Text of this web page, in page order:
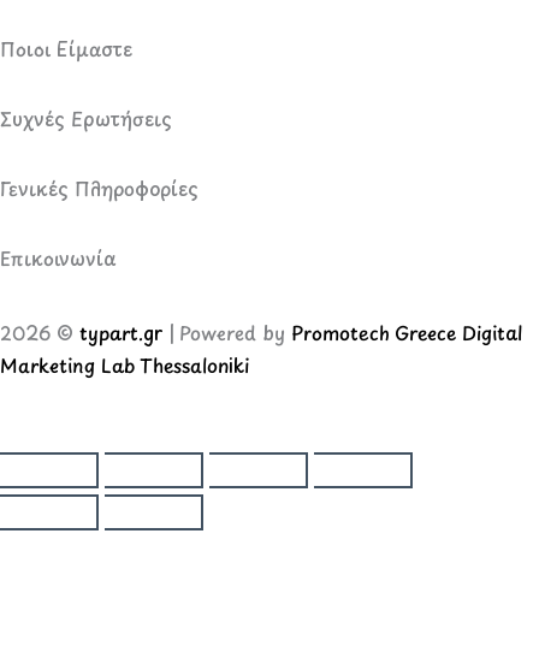
Ποιοι Είμαστε
Συχνές Ερωτήσεις
Γενικές Πληροφορίες
Επικοινωνία
2026 © typart.gr | Powered by Promotech Greece Digital
Marketing Lab Thessaloniki